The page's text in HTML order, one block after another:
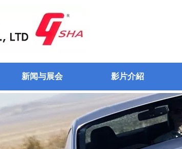
新闻与展会 影片介紹